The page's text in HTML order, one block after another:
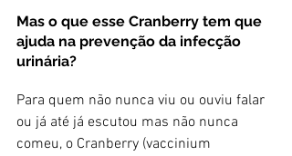
Mas o que esse Cranberry tem que
ajuda na prevenção da infecção
urinária?
Para quem não nunca viu ou ouviu falar
ou já até já escutou mas não nunca
comeu, o Cranberry (vaccinium